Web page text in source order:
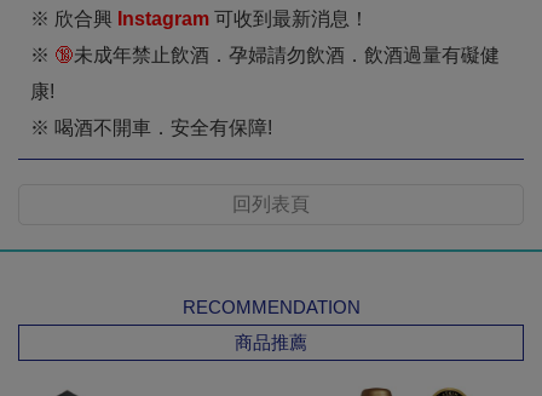
※ 欣合興 nstagram 可收到最新消息！
※ 🔞未成年禁止飲酒．孕婦請勿飲酒．飲酒過量有礙健
康!
※ 喝酒不開車．安全有保障!
回列表頁
RECOMMENDATION
商品推薦